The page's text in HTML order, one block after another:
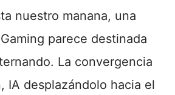
nuestro manana, una
parece destinada
La convergencia
IA desplazándolo hacia el